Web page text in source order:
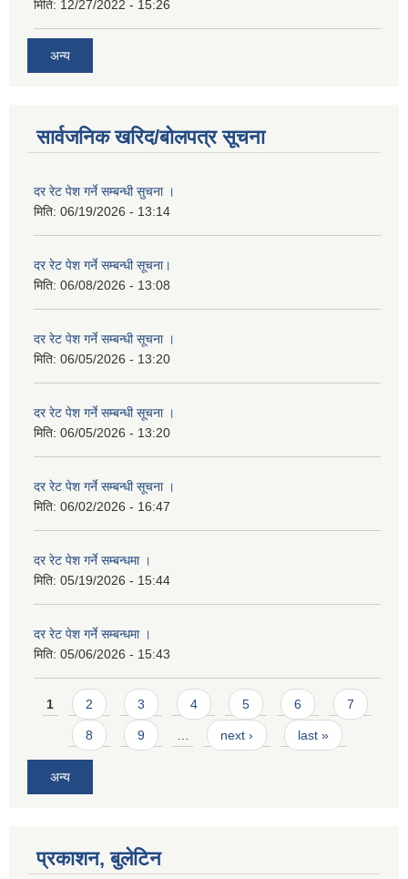
मिति: 12/27/2022 - 15:26
अन्य
सार्वजनिक खरिद/बोलपत्र सूचना
दर रेट पेश गर्ने सम्बन्धी सुचना ।
मिति: 06/19/2026 - 13:14
दर रेट पेश गर्ने सम्बन्धी सूचना।
मिति: 06/08/2026 - 13:08
दर रेट पेश गर्ने सम्बन्धी सूचना ।
मिति: 06/05/2026 - 13:20
दर रेट पेश गर्ने सम्बन्धी सूचना ।
मिति: 06/05/2026 - 13:20
दर रेट पेश गर्ने सम्बन्धी सूचना ।
मिति: 06/02/2026 - 16:47
दर रेट पेश गर्ने सम्बन्धमा ।
मिति: 05/19/2026 - 15:44
दर रेट पेश गर्ने सम्बन्धमा ।
मिति: 05/06/2026 - 15:43
Pages
1 2 3 4 5 6 7
8 9 next › last »
अन्य
प्रकाशन, बुलेटिन